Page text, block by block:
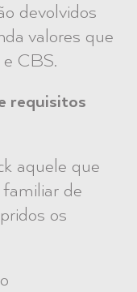
devolvidos
valores que
CBS.
requisitos
aquele que
de
os